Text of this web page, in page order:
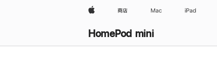
Apple 商店 Mac iPad
HomePod mini